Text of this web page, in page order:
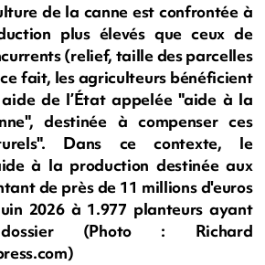
de la canne est confrontée à
plus élevés que ceux de
(relief, taille des parcelles
fait, les agriculteurs bénéficient
aide de l’État appelée "aide à la
destinée à compenser ces
Dans ce contexte, le
à la production destinée aux
de près de 11 millions d'euros
2026 à 1.977 planteurs ayant
(Photo : Richard